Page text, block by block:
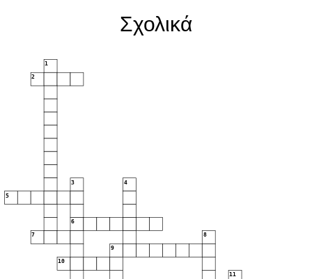
Σχολικά
1
2
3 4
5
6
7 8
9
10
11